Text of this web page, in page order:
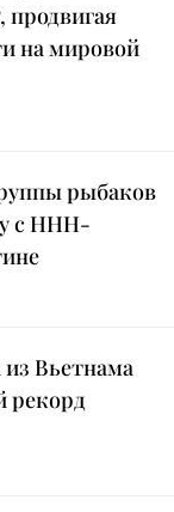
продвигая
на мировой
рыбаков
с ННН-
Вьетнама
рекорд